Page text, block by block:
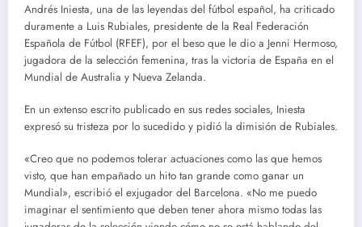
Andrés Iniesta, una de las leyendas del fútbol español, ha criticado
duramente a Luis Rubiales, presidente de la Real Federación
Española de Fútbol (RFEF), por el beso que le dio a Jenni Hermoso,
jugadora de la selección femenina, tras la victoria de España en el
Mundial de Australia y Nueva Zelanda.
En un extenso escrito publicado en sus redes sociales, Iniesta
expresó su tristeza por lo sucedido y pidió la dimisión de Rubiales.
«Creo que no podemos tolerar actuaciones como las que hemos
visto, que han empañado un hito tan grande como ganar un
Mundial», escribió el exjugador del Barcelona. «No me puedo
imaginar el sentimiento que deben tener ahora mismo todas las